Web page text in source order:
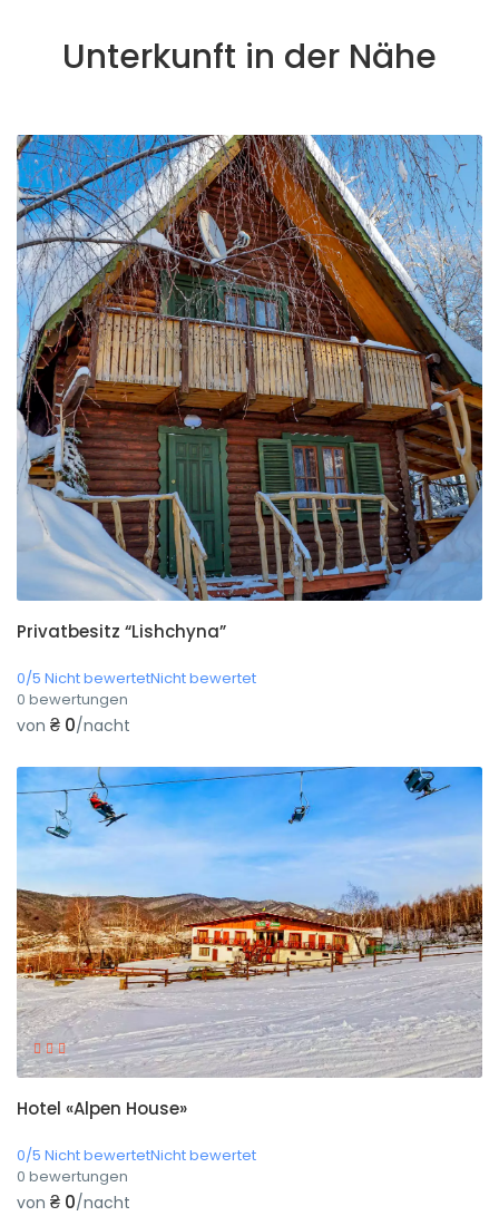
Unterkunft in der Nähe
Privatbesitz “Lishchyna”
0/5 Nicht bewertetNicht bewertet
0 bewertungen
von ₴ 0/nacht
Hotel «Alpen House»
0/5 Nicht bewertetNicht bewertet
0 bewertungen
von ₴ 0/nacht